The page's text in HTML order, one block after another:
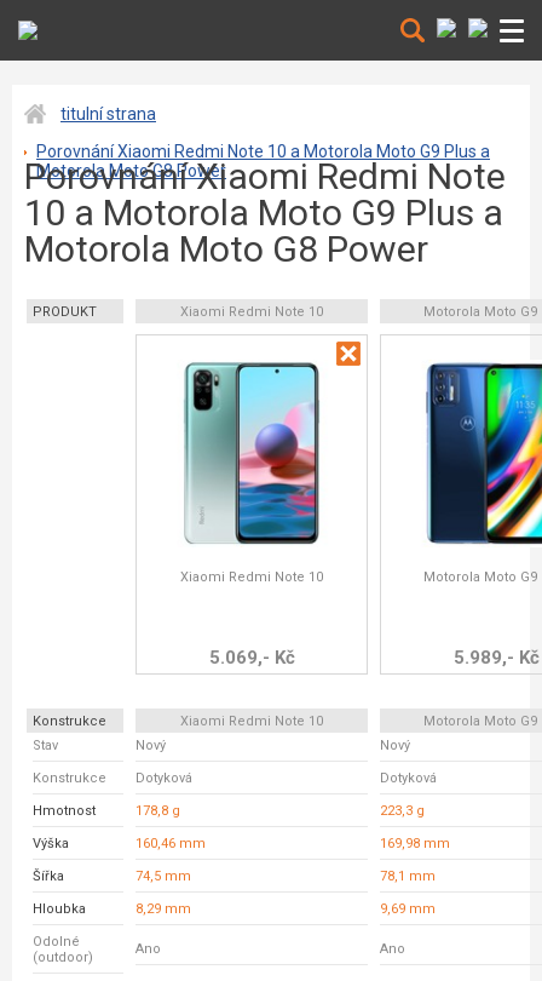
titulní strana
Porovnání Xiaomi Redmi Note 10 a Motorola Moto G9 Plus a
Motorola Moto G8 Power
Porovnání Xiaomi Redmi Note
10 a Motorola Moto G9 Plus a
Motorola Moto G8 Power
PRODUKT Xiaomi Redmi Note 10 Motorola Moto G9
Xiaomi Redmi Note 10
5.069,- Kč
Motorola Moto G9
5.989,- Kč
Konstrukce Xiaomi Redmi Note 10
Motorola Moto G9
Stav
Nový Nový
Konstrukce Dotyková Dotyková
Hmotnost 178,8 g 223,3 g
Výška 160,46 mm 169,98 mm
Šířka 74,5 mm 78,1 mm
Hloubka 8,29 mm 9,69 mm
Odolné
(outdoor)
Ano Ano